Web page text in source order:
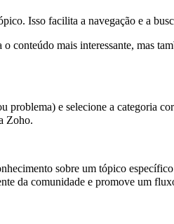
Isso facilita a navegação e a
mais interessante, mas
e selecione a categoria
Zoho.
sobre um tópico
da comunidade e promove um